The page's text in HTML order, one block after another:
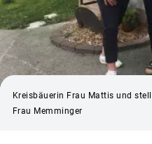
Kreisbäuerin Frau Mattis und
Frau Memminger